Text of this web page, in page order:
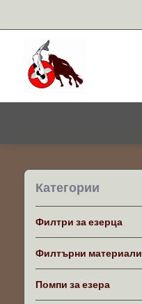
Категории
Филтри за езерца
Филтърни материали
Помпи за езера